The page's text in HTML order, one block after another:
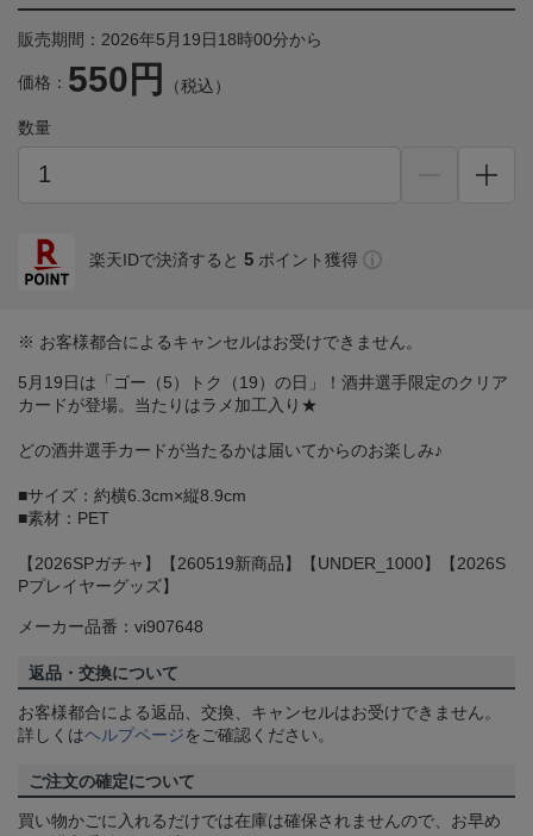
販売期間：2026年5月19日18時00分から
価格： 550円 （税込）
数量
楽天IDで決済すると 5 ポイント獲得
※ お客様都合によるキャンセルはお受けできません。
5月19日は「ゴー（5）トク（19）の日」！酒井選手限定のクリア
カードが登場。当たりはラメ加工入り★
どの酒井選手カードが当たるかは届いてからのお楽しみ♪
■サイズ：約横6.3cm×縦8.9cm
■素材：PET
【2026SPガチャ】【260519新商品】【UNDER_1000】【2026S
Pプレイヤーグッズ】
メーカー品番：vi907648
返品・交換について
お客様都合による返品、交換、キャンセルはお受けできません。
詳しくはヘルプページをご確認ください。
ご注文の確定について
買い物かごに入れるだけでは在庫は確保されませんので、お早め